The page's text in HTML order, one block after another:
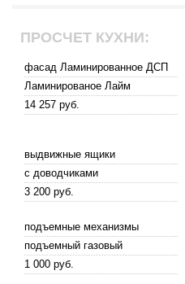
ПРОСЧЕТ КУХНИ:
фасад Ламинированное ДСП
Ламинированое Лайм
14 257 руб.
выдвижные ящики
с доводчиками
3 200 руб.
подъемные механизмы
подъемный газовый
1 000 руб.